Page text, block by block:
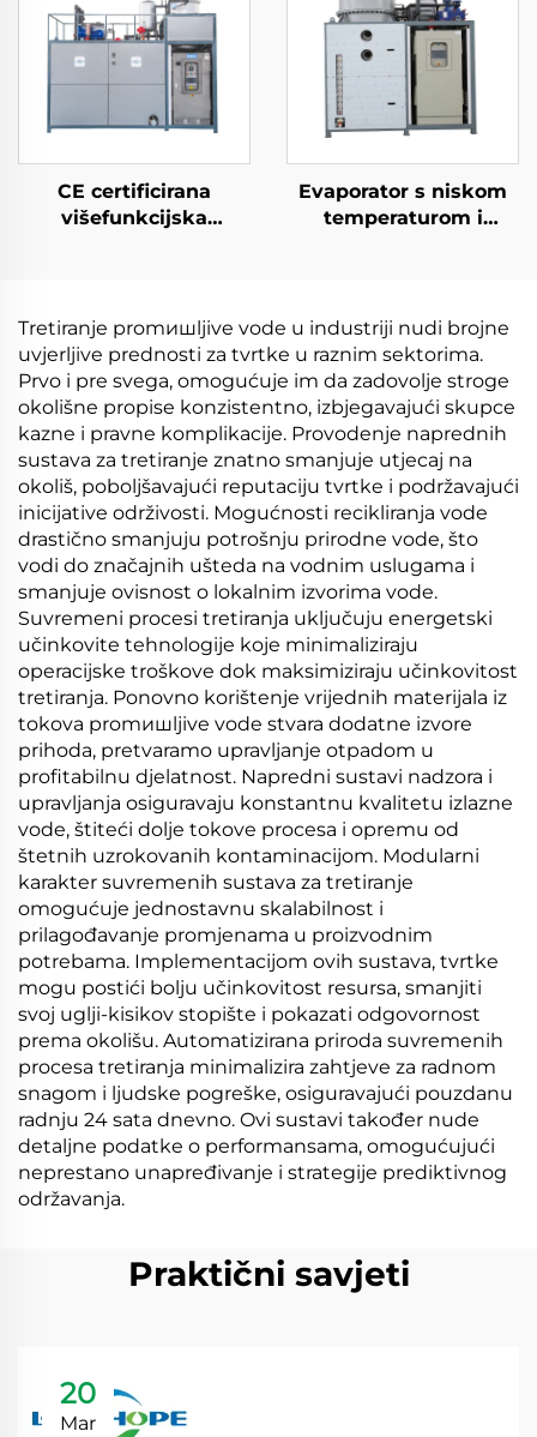
voda
obradu otpadne vode
CE certificirana
višefunkcijska
koncentratora
kristalizatora
Evaporator s niskom
temperaturom i
smanjenje otpadnih
voda u industriji
Tretiranje promишljive vode u industriji nudi brojne
uvjerljive prednosti za tvrtke u raznim sektorima.
Prvo i pre svega, omogućuje im da zadovolje stroge
okolišne propise konzistentno, izbjegavajući skupce
kazne i pravne komplikacije. Provodenje naprednih
sustava za tretiranje znatno smanjuje utjecaj na
okoliš, poboljšavajući reputaciju tvrtke i podržavajući
inicijative održivosti. Mogućnosti recikliranja vode
drastično smanjuju potrošnju prirodne vode, što
vodi do značajnih ušteda na vodnim uslugama i
smanjuje ovisnost o lokalnim izvorima vode.
Suvremeni procesi tretiranja uključuju energetski
učinkovite tehnologije koje minimaliziraju
operacijske troškove dok maksimiziraju učinkovitost
tretiranja. Ponovno korištenje vrijednih materijala iz
tokova promишljive vode stvara dodatne izvore
prihoda, pretvaramo upravljanje otpadom u
profitabilnu djelatnost. Napredni sustavi nadzora i
upravljanja osiguravaju konstantnu kvalitetu izlazne
vode, štiteći dolje tokove procesa i opremu od
štetnih uzrokovanih kontaminacijom. Modularni
karakter suvremenih sustava za tretiranje
omogućuje jednostavnu skalabilnost i
prilagođavanje promjenama u proizvodnim
potrebama. Implementacijom ovih sustava, tvrtke
mogu postići bolju učinkovitost resursa, smanjiti
svoj uglji-kisikov stopište i pokazati odgovornost
prema okolišu. Automatizirana priroda suvremenih
procesa tretiranja minimalizira zahtjeve za radnom
snagom i ljudske pogreške, osiguravajući pouzdanu
radnju 24 sata dnevno. Ovi sustavi također nude
detaljne podatke o performansama, omogućujući
neprestano unapređivanje i strategije prediktivnog
održavanja.
Praktični savjeti
20
Mar